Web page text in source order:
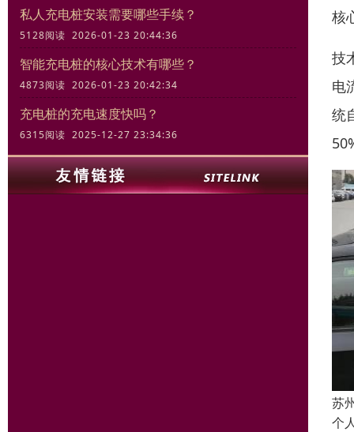
私人充电桩安装需要哪些手续？
5128阅读 2026-01-23 20:44:36
智能充电桩的核心技术有哪些？
4873阅读 2026-01-23 20:42:34
充电桩的充电速度快吗？
6315阅读 2025-12-27 23:34:36
核
技
电
统
苏
个